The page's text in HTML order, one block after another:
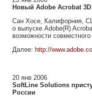
Новый Adobe Acrobat 3D
Сан Хосе, Калифорния,
о выпуске Adobe(R)
возможности совместного
Далее: http://
20 янв 2006
SoftLine Solutions
России